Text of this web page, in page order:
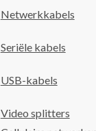
Netwerkkabels
Seriële kabels
USB-kabels
Video splitters